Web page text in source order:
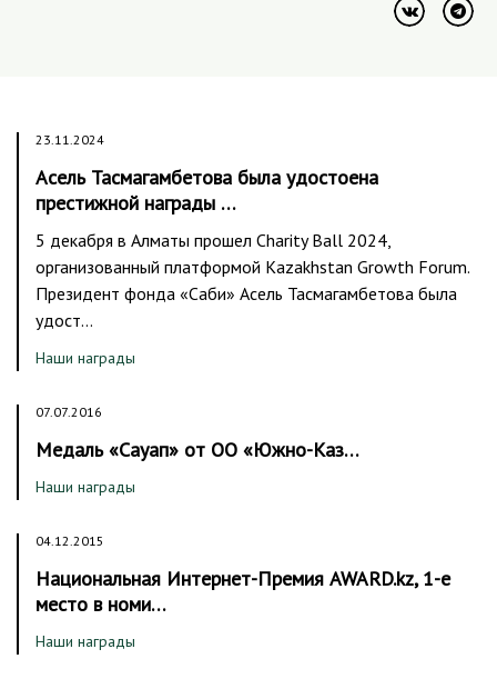
23.11.2024
Асель Тасмагамбетова была удостоена
престижной награды …
5 декабря в Алматы прошел Charity Ball 2024,
организованный платформой Kazakhstan Growth Forum.
Президент фонда «Саби» Асель Тасмагамбетова была
удост…
Наши награды
07.07.2016
Медаль «Сауап» от ОО «Южно-Каз…
Наши награды
04.12.2015
Национальная Интернет-Премия AWARD.kz, 1-е
место в номи…
Наши награды